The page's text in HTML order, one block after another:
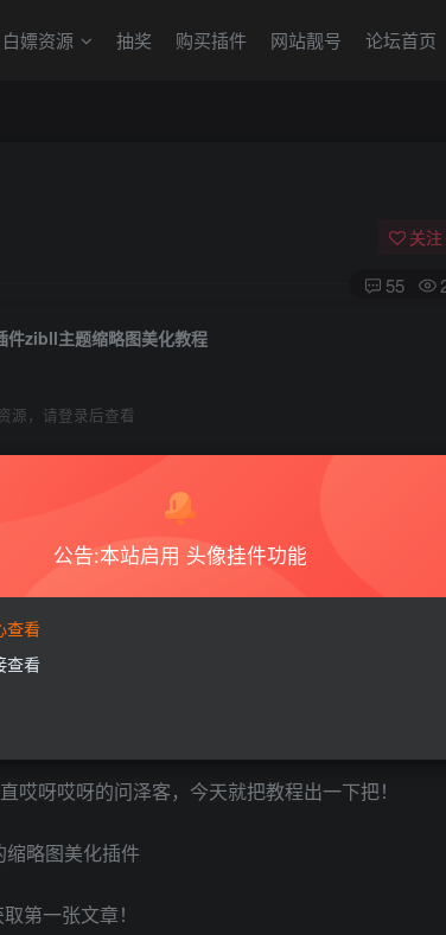
白嫖资源 抽奖 购买插件 网站靓号 论坛首页
关注
55
件zibll主题缩略图美化教程
源，请登录后查看
登录查看
难道要一张一张去修改吗？
呀哎呀的问泽客，今天就把教程出一下把！
略图美化插件
第一张文章！
公告:本站启用 头像挂件功能
查看
查看